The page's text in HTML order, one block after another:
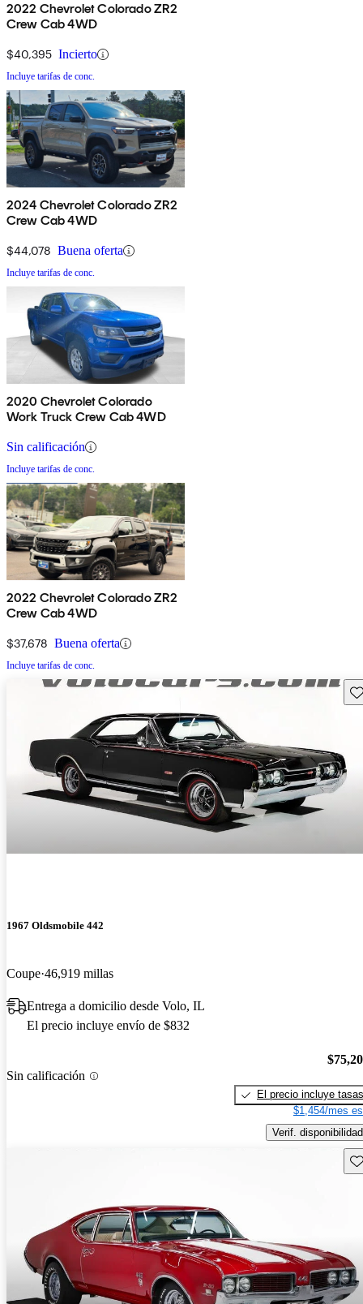
2022 Chevrolet Colorado ZR2
Crew Cab 4WD
$40,395 Incierto
Incluye tarifas de conc.
2024 Chevrolet Colorado ZR2
Crew Cab 4WD
$44,078 Buena oferta
Incluye tarifas de conc.
2020 Chevrolet Colorado
Work Truck Crew Cab 4WD
Sin calificación
Incluye tarifas de conc.
2022 Chevrolet Colorado ZR2
Crew Cab 4WD
$37,678 Buena oferta
Incluye tarifas de conc.
1967 Oldsmobile 442
Coupe 46,919 millas
Entrega a domicilio desde Volo, IL
El precio incluye envío de $832
Sin calificación
El precio incluye tasas
$1,454/mes
Verif. disponibilidad